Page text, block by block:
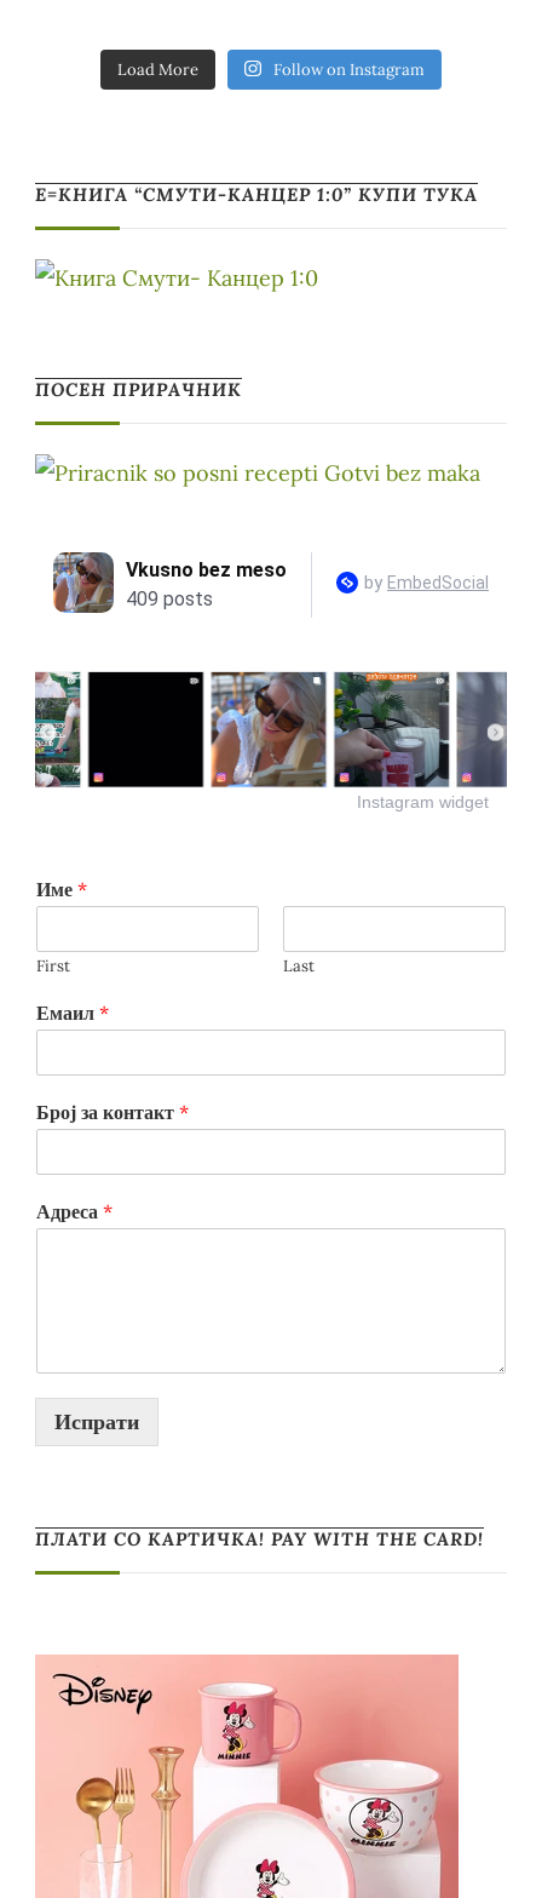
Load More Follow on Instagram
Е=КНИГА “СМУТИ-КАНЦЕР 1:0” КУПИ ТУКА
ПОСЕН ПРИРАЧНИК
Instagram widget
Име *
First Last
Емаил *
Број за контакт *
Адреса *
Испрати
ПЛАТИ СО КАРТИЧКА! PAY WITH THE CARD!